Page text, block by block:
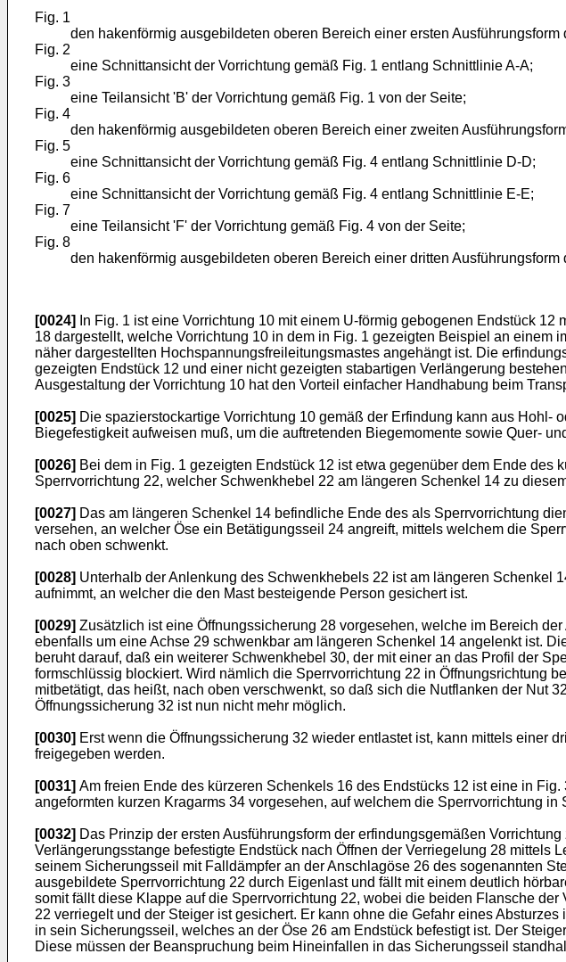
Fig. 1
den hakenförmig ausgebildeten oberen Bereich einer ersten
Fig. 2
eine Schnittansicht der Vorrichtung gemäß Fig. 1 entlang Schnittlinie A-A;
Fig. 3
eine Teilansicht 'B' der Vorrichtung gemäß Fig. 1 von der Seite;
Fig. 4
den hakenförmig ausgebildeten oberen Bereich einer zweiten
Fig. 5
eine Schnittansicht der Vorrichtung gemäß Fig. 4 entlang Schnittlinie D-D;
Fig. 6
eine Schnittansicht der Vorrichtung gemäß Fig. 4 entlang Schnittlinie E-E;
Fig. 7
eine Teilansicht 'F' der Vorrichtung gemäß Fig. 4 von der Seite;
Fig. 8
den hakenförmig ausgebildeten oberen Bereich einer dritten
[0024]
In Fig. 1 ist eine Vorrichtung 10 mit einem U-förmig gebogenen Endstück
18 dargestellt, welche Vorrichtung 10 in dem in Fig. 1 gezeigten Beispiel an
näher dargestellten Hochspannungsfreileitungsmastes angehängt ist. Die
gezeigten Endstück 12 und einer nicht gezeigten stabartigen Verlängerung
Ausgestaltung der Vorrichtung 10 hat den Vorteil einfacher Handhabung beim
[0025] Die spazierstockartige Vorrichtung 10 gemäß der Erfindung kann aus
Biegefestigkeit aufweisen muß, um die auftretenden Biegemomente sowie Quer-
[0026] Bei dem in Fig. 1 gezeigten Endstück 12 ist etwa gegenüber dem Ende
Sperrvorrichtung 22, welcher Schwenkhebel 22 am längeren Schenkel 14 zu
[0027] Das am längeren Schenkel 14 befindliche Ende des als Sperrvorrichtung
versehen, an welcher Öse ein Betätigungsseil 24 angreift, mittels welchem die
nach oben schwenkt.
[0028] Unterhalb der Anlenkung des Schwenkhebels 22 ist am längeren
aufnimmt, an welcher die den Mast besteigende Person gesichert ist.
[0029] Zusätzlich ist eine Öffnungssicherung 28 vorgesehen, welche im Bereich
ebenfalls um eine Achse 29 schwenkbar am längeren Schenkel 14 angelenkt ist.
beruht darauf, daß ein weiterer Schwenkhebel 30, der mit einer an das Profil der
formschlüssig blockiert. Wird nämlich die Sperrvorrichtung 22 in Öffnungsrichtung
mitbetätigt, das heißt, nach oben verschwenkt, so daß sich die Nutflanken der Nut
Öffnungssicherung 32 ist nun nicht mehr möglich.
[0030] Erst wenn die Öffnungssicherung 32 wieder entlastet ist, kann mittels einer
freigegeben werden.
[0031] Am freien Ende des kürzeren Schenkels 16 des Endstücks 12 ist eine in
angeformten kurzen Kragarms 34 vorgesehen, auf welchem die Sperrvorrichtung in
[0032] Das Prinzip der ersten Ausführungsform der erfindungsgemäßen
Verlängerungsstange befestigte Endstück nach Öffnen der Verriegelung 28
seinem Sicherungsseil mit Falldämpfer an der Anschlagöse 26 des sogenannten
ausgebildete Sperrvorrichtung 22 durch Eigenlast und fällt mit einem deutlich
somit fällt diese Klappe auf die Sperrvorrichtung 22, wobei die beiden Flansche
22 verriegelt und der Steiger ist gesichert. Er kann ohne die Gefahr eines
in sein Sicherungsseil, welches an der Öse 26 am Endstück befestigt ist. Der
Diese müssen der Beanspruchung beim Hineinfallen in das Sicherungsseil